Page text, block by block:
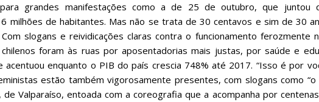
grandes manifestações como a de 25 de outubro, que juntou
milhões de habitantes. Mas não se trata de 30 centavos e sim de 30
slogans e reividicações claras contra o funcionamento
foram às ruas por aposentadorias mais justas, por saúde e
acentuou enquanto o PIB do país crescia 748% até 2017. “Isso é por
estão também vigorosamente presentes, com slogans como
Valparaíso, entoada com a coreografia que a acompanha por